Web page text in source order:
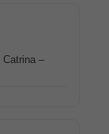
Catrina –